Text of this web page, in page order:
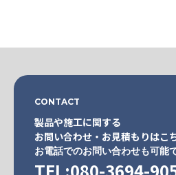
CONTACT
製品や施工に関する
お問い合わせ・お見積もりはこ
お電話でのお問い合わせも可能